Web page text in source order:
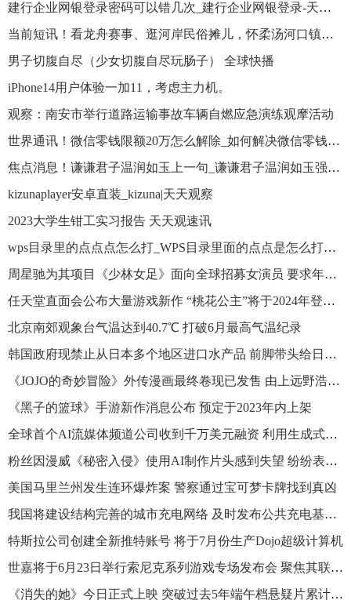
建行企业网银登录密码可以错几次_建行企业网银登录-天天滚动
当前短讯！看龙舟赛事、逛河岸民俗摊儿，怀柔汤河口镇多项文化活动庆端午
男子切腹自尽（少女切腹自尽玩肠子） 全球快播
iPhone14用户体验一加11，考虑主力机。
观察：南安市举行道路运输事故车辆自燃应急演练观摩活动
世界通讯！微信零钱限额20万怎么解除_如何解决微信零钱限额20万
焦点消息！谦谦君子温润如玉上一句_谦谦君子温润如玉强极则辱情深不寿
kizunaplayer安卓直装_kizuna|天天观察
2023大学生钳工实习报告 天天观速讯
wps目录里的点点点怎么打_WPS目录里面的点点是怎么打出来的
周星驰为其项目《少林女足》面向全球招募女演员 要求年青貌美
任天堂直面会公布大量游戏新作 “桃花公主”将于2024年登陆NS平台
北京南郊观象台气温达到40.7℃ 打破6月最高气温纪录
韩国政府现禁止从日本多个地区进口水产品 前脚带头给日本辩解
《JOJO的奇妙冒险》外传漫画最终卷现已发售 由上远野浩平与乌丸匡创作
《黑子的篮球》手游新作消息公布 预定于2023年内上架
全球首个AI流媒体频道公司收到千万美元融资 利用生成式AI技术复制他人声音
粉丝因漫威《秘密入侵》使用AI制作片头感到失望 纷纷表示脱粉弃剧
美国马里兰州发生连环爆炸案 警察通过宝可梦卡牌找到真凶
我国将建设结构完善的城市充电网络 及时发布公共充电基础设施使用情况
特斯拉公司创建全新推特账号 将于7月份生产Dojo超级计算机
世嘉将于6月23日举行索尼克系列游戏专场发布会 聚焦其联动内容及活动等
《消失的她》今日正式上映 突破过去5年端午档悬疑片累计票房纪录